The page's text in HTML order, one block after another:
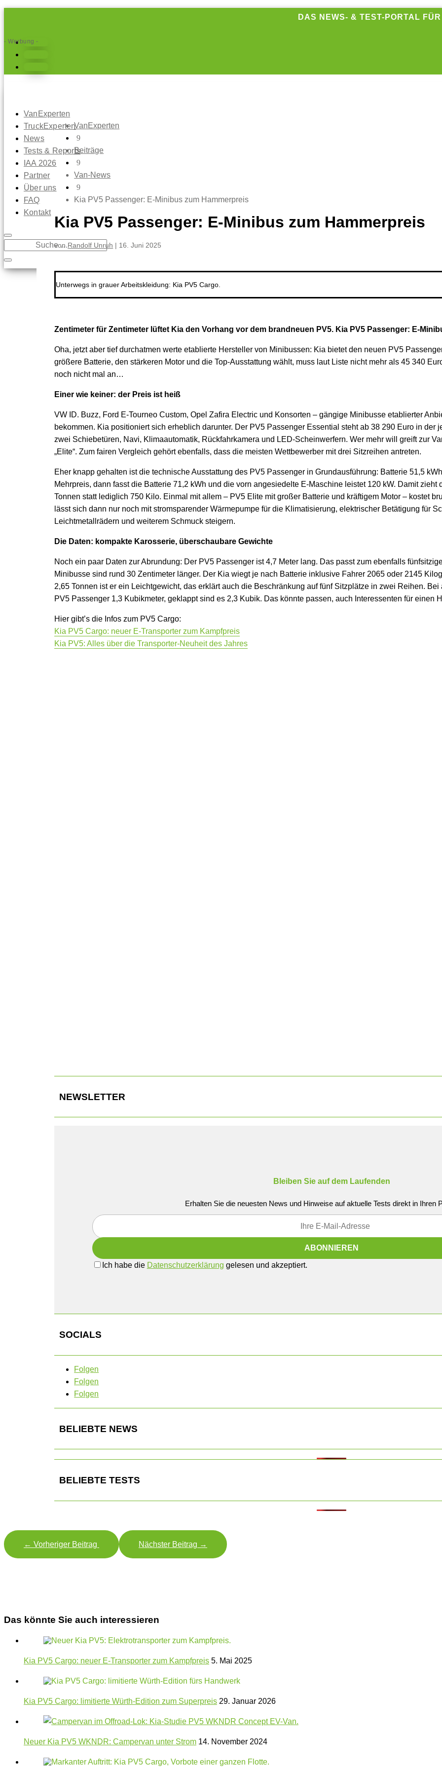
DAS NEWS- & TEST-PORTAL
Folgen
VanExperten
TruckExperten
News
Tests & Reports
IAA 2026
Partner
Über uns
FAQ
Kontakt
- Werbung -
VanExperten
9
Beiträge
9
Van-News
9
Kia PV5 Passenger: E-Minibus zum Hammerpreis
Kia PV5 Passenger: E-Minibus zum Hammerpreis
vonRandolf Unruh | 16. Juni 2025
Unterwegs in grauer Arbeitskleidung: Kia PV5 Cargo.
Zentimeter für Zentimeter lüftet Kia den Vorhang vor dem brandneuen PV5. Kia PV5 Passenger: E-
Oha, jetzt aber tief durchatmen werte etablierte Hersteller von Minibussen: Kia bietet den neuen PV5
größere Batterie, den stärkeren Motor und die Top-Ausstattung wählt, muss laut Liste nicht mehr als 45 340
noch nicht mal an…
Einer wie keiner: der Preis ist heiß
VW ID. Buzz, Ford E-Tourneo Custom, Opel Zafira Electric und Konsorten – gängige Minibusse etablierter
bekommen. Kia positioniert sich erheblich darunter. Der PV5 Passenger Essential steht ab 38 290 Euro in der
zwei Schiebetüren, Navi, Klimaautomatik, Rückfahrkamera und LED-Scheinwerfern. Wer mehr will greift zur
„Elite“. Zum fairen Vergleich gehört ebenfalls, dass die meisten Wettbewerber mit drei Sitzreihen antreten.
Eher knapp gehalten ist die technische Ausstattung des PV5 Passenger in Grundausführung: Batterie 51,5
Mehrpreis, dann fasst die Batterie 71,2 kWh und die vorn angesiedelte E-Maschine leistet 120 kW. Damit
Tonnen statt lediglich 750 Kilo. Einmal mit allem – PV5 Elite mit großer Batterie und kräftigem Motor – kostet
lässt sich dann nur noch mit stromsparender Wärmepumpe für die Klimatisierung, elektrischer Betätigung für
Leichtmetallrädern und weiterem Schmuck steigern.
Die Daten: kompakte Karosserie, überschaubare Gewichte
Noch ein paar Daten zur Abrundung: Der PV5 Passenger ist 4,7 Meter lang. Das passt zum ebenfalls
Minibusse sind rund 30 Zentimeter länger. Der Kia wiegt je nach Batterie inklusive Fahrer 2065 oder 2145
2,65 Tonnen ist er ein Leichtgewicht, das erklärt auch die Beschränkung auf fünf Sitzplätze in zwei Reihen.
PV5 Passenger 1,3 Kubikmeter, geklappt sind es 2,3 Kubik. Das könnte passen, auch Interessenten für einen
Hier gibt’s die Infos zum PV5 Cargo:
Kia PV5 Cargo: neuer E-Transporter zum Kampfpreis
Kia PV5: Alles über die Transporter-Neuheit des Jahres
NEWSLETTER
Bleiben Sie auf dem Laufenden
Erhalten Sie die neuesten News und Hinweise auf aktuelle Tests direkt in Ihren
Ich habe die Datenschutzerklärung gelesen und akzeptiert.
SOCIALS
Folgen
Folgen
Folgen
BELIEBTE NEWS
BELIEBTE TESTS
← Vorheriger Beitrag Nächster Beitrag →
Das könnte Sie auch interessieren
Kia PV5 Cargo: neuer E-Transporter zum Kampfpreis 5. Mai 2025
Kia PV5 Cargo: limitierte Würth-Edition zum Superpreis 29. Januar 2026
Neuer Kia PV5 WKNDR: Campervan unter Strom 14. November 2024